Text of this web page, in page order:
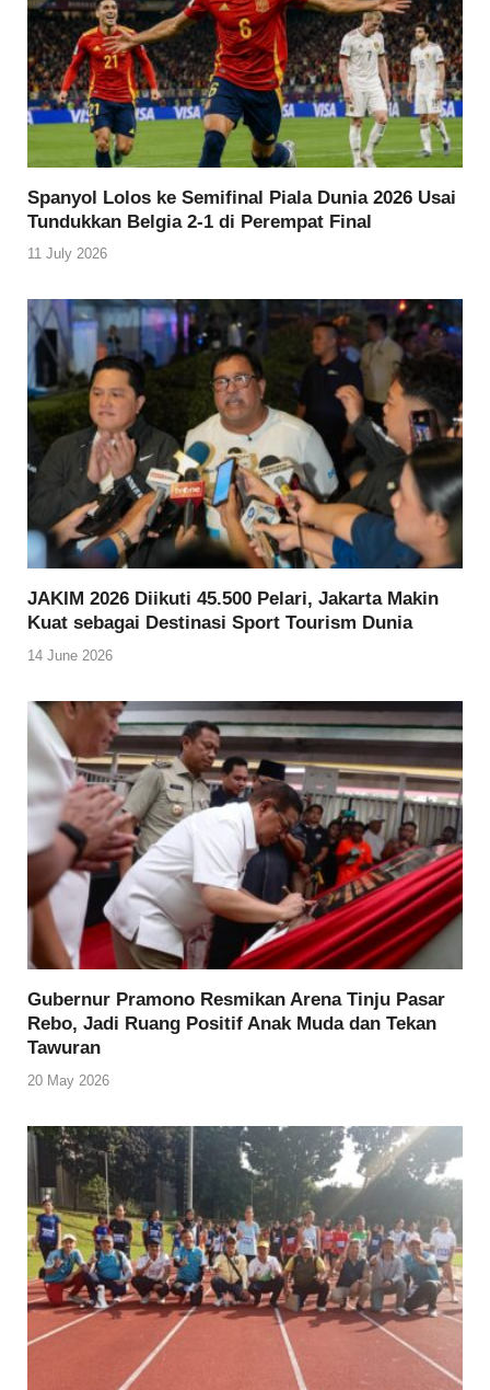
Spanyol Lolos ke Semifinal Piala Dunia 2026 Usai
Tundukkan Belgia 2-1 di Perempat Final
11 July 2026
JAKIM 2026 Diikuti 45.500 Pelari, Jakarta Makin
Kuat sebagai Destinasi Sport Tourism Dunia
14 June 2026
Gubernur Pramono Resmikan Arena Tinju Pasar
Rebo, Jadi Ruang Positif Anak Muda dan Tekan
Tawuran
20 May 2026